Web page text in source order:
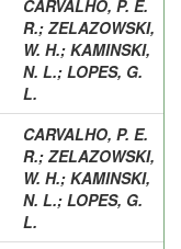
CARVALHO, P. E.
R.; ZELAZOWSKI,
W. H.; KAMINSKI,
N. L.; LOPES, G.
L.
CARVALHO, P. E.
R.; ZELAZOWSKI,
W. H.; KAMINSKI,
N. L.; LOPES, G.
L.